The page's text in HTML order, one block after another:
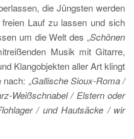
die Jüngsten werden
Lauf zu lassen und sich
um die Welt des „Schönen
Musik mit Gitarre,
Klangobjekten aller Art klingt
„Gallische Sioux-Roma /
Weißschnabel / Elstern oder
/ und Hautsäcke / wir